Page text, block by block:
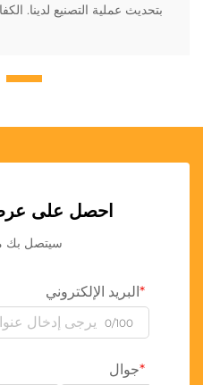
بتحديث عملية التصنيع لدينا.
احصل على
سيتصل بك
البريد الإلكتروني
0/100
جوال